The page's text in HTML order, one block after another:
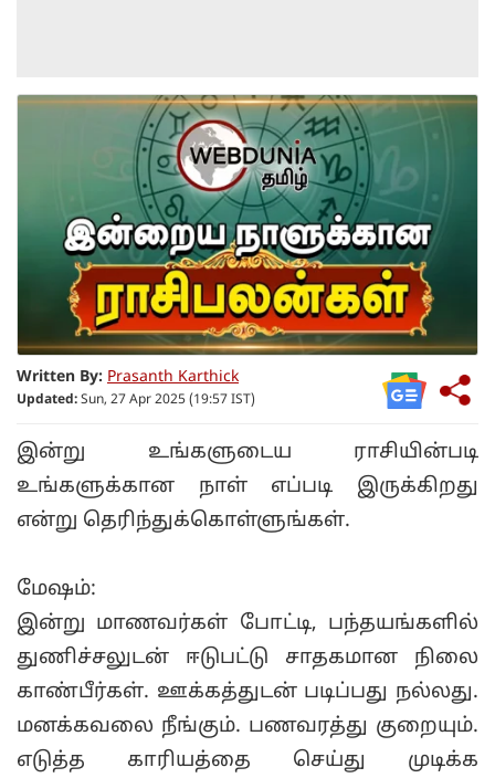
Written By: Prasanth Karthick
Updated: Sun, 27 Apr 2025 (19:57 IST)
இன்று உங்களுடைய ராசியின்படி
உங்களுக்கான நாள் எப்படி இருக்கிறது
என்று தெரிந்துக்கொள்ளுங்கள்.
மேஷம்:
இன்று மாணவர்கள் போட்டி, பந்தயங்களில்
துணிச்சலுடன் ஈடுபட்டு சாதகமான நிலை
காண்பீர்கள். ஊக்கத்துடன் படிப்பது நல்லது.
மனக்கவலை நீங்கும். பணவரத்து குறையும்.
எடுத்த காரியத்தை செய்து முடிக்க